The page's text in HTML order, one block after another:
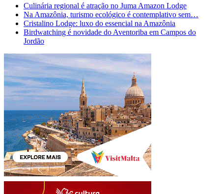
Culinária regional é atração no Juma Amazon Lodge
Na Amazônia, turismo ecológico é contemplativo sem…
Cristalino Lodge: luxo do essencial na Amazônia
Birdwatching é novidade do Aventoriba em Campos do
Jordão